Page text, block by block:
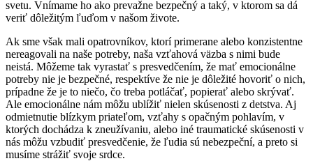
svetu. Vnímame ho ako prevažne bezpečný a taký, v ktorom sa dá
veriť dôležitým ľuďom v našom živote.
Ak sme však mali opatrovníkov, ktorí primerane alebo konzistentne
nereagovali na naše potreby, naša vzťahová väzba s nimi bude
neistá. Môžeme tak vyrastať s presvedčením, že mať emocionálne
potreby nie je bezpečné, respektíve že nie je dôležité hovoriť o nich,
prípadne že je to niečo, čo treba potláčať, popierať alebo skrývať.
Ale emocionálne nám môžu ublížiť nielen skúsenosti z detstva. Aj
odmietnutie blízkym priateľom, vzťahy s opačným pohlavím, v
ktorých dochádza k zneužívaniu, alebo iné traumatické skúsenosti v
nás môžu vzbudiť presvedčenie, že ľudia sú nebezpeční, a preto si
musíme strážiť svoje srdce.